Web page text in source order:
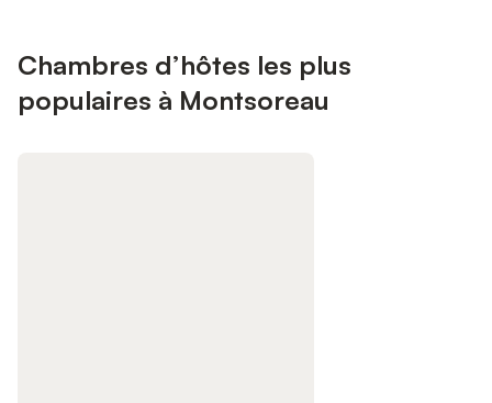
Chambres d’hôtes les plus
populaires à Montsoreau